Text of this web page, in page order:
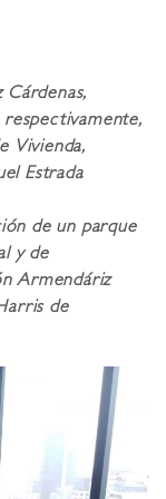
Cárdenas,
Vivienda,
Estrada
de un parque
y de
Armendáriz
de